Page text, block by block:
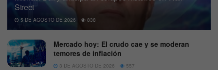
Street
5 DE AGOSTO DE 2026 838
Mercado hoy: El crudo cae y se moderan
temores de inflación
3 DE AGOSTO DE 2026 557